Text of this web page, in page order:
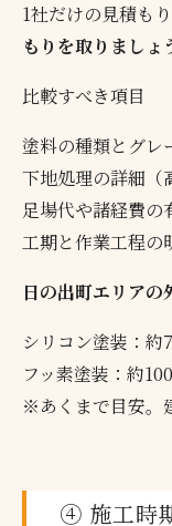
1社だけの見積も
もりを取りましょ
比較すべき項目
塗料の種類とグレ
下地処理の詳細（
足場代や諸経費の
工期と作業工程の
日の出町エリアの
シリコン塗装：約
フッ素塗装：約
※あくまで目安。
④ 施工時